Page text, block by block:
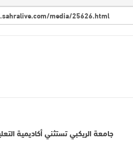
جامعة الريكبي تستثني أكاديمية